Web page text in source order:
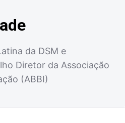
da DSM e
Diretor da Associação
(ABBI)